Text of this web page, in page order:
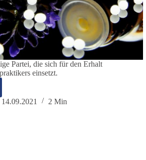
Partei, die sich für den Erhalt
einsetzt.
14.09.2021 2 Min